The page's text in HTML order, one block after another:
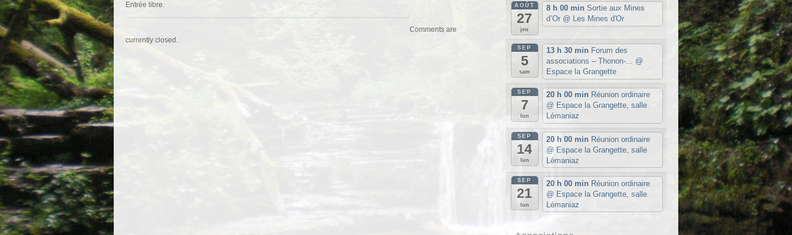
Entrée libre.
Comments are
currently closed.
AOÛT
27
jeu
8 h 00 min Sortie aux Mines
d’Or @ Les Mines d'Or
SEP
5
sam
13 h 30 min Forum des
associations – Thonon-... @
Espace la Grangette
SEP
7
lun
20 h 00 min Réunion ordinaire
@ Espace la Grangette, salle
Lémaniaz
SEP
14
lun
20 h 00 min Réunion ordinaire
@ Espace la Grangette, salle
Lémaniaz
SEP
21
lun
20 h 00 min Réunion ordinaire
@ Espace la Grangette, salle
Lémaniaz